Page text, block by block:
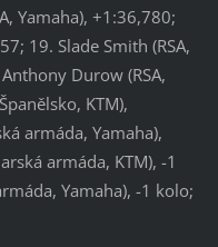
Yamaha), +1:36,780;
19. Slade Smith (RSA,
Durow (RSA,
KTM),
armáda, Yamaha),
armáda, KTM), -1
Yamaha), -1 kolo;